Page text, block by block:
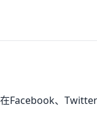
Facebook、